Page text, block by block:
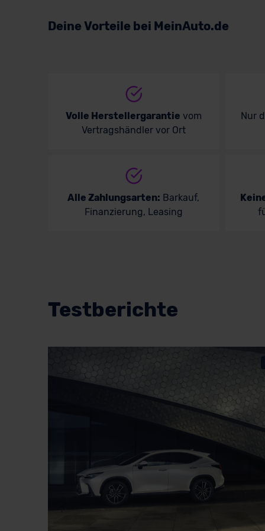
Volvo
Deine Vorteile bei MeinAuto.de
Volle Herstellergarantie vom
Vertragshändler vor Ort
Nur
Alle Zahlungsarten: Barkauf,
Finanzierung, Leasing
Testberichte